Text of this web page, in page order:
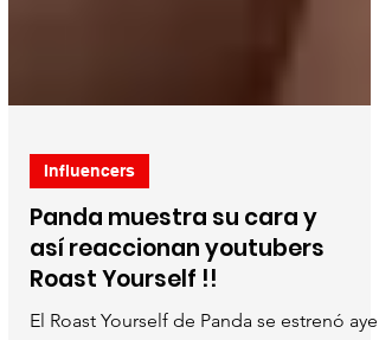
Influencers
Panda muestra su cara y
así reaccionan youtubers